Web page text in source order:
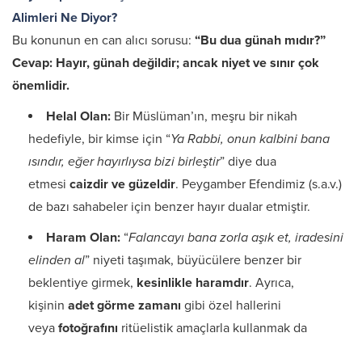
Alimleri Ne Diyor?
Bu konunun en can alıcı sorusu: “Bu dua günah mıdır?”
Cevap: Hayır, günah değildir; ancak niyet ve sınır çok
önemlidir.
Helal Olan: Bir Müslüman’ın, meşru bir nikah
hedefiyle, bir kimse için “Ya Rabbi, onun kalbini bana
ısındır, eğer hayırlıysa bizi birleştir” diye dua
etmesi caizdir ve güzeldir. Peygamber Efendimiz (s.a.v.)
de bazı sahabeler için benzer hayır dualar etmiştir.
Haram Olan: “Falancayı bana zorla aşık et, iradesini
elinden al” niyeti taşımak, büyücülere benzer bir
beklentiye girmek, kesinlikle haramdır. Ayrıca,
kişinin adet görme zamanı gibi özel hallerini
veya fotoğrafını ritüelistik amaçlarla kullanmak da